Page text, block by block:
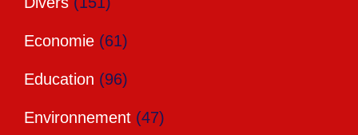
Economie (61)
Education (96)
Environnement (47)